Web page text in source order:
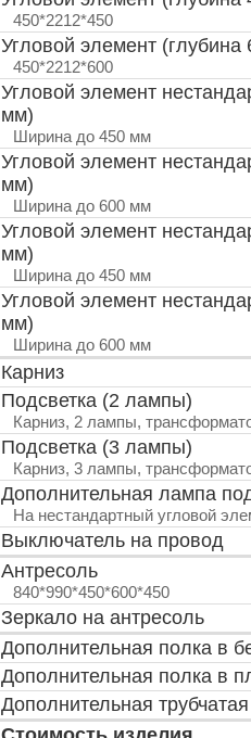
450*2212*450
Угловой элемент (глубина
450*2212*600
Угловой элемент
мм)
Ширина до 450 мм
Угловой элемент
мм)
Ширина до 600 мм
Угловой элемент
мм)
Ширина до 450 мм
Угловой элемент
мм)
Ширина до 600 мм
Карниз
Подсветка (2 лампы)
Карниз, 2 лампы,
Подсветка (3 лампы)
Карниз, 3 лампы,
Дополнительная лампа
На нестандартный угловой
Выключатель на провод
Антресоль
840*990*450*600*450
Зеркало на антресоль
Дополнительная полка в
Дополнительная полка в
Дополнительная